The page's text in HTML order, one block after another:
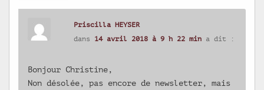
Priscilla HEYSER
dans 14 avril 2018 à 9 h 22 min a dit :
Bonjour Christine,
Non désolée, pas encore de newsletter, mais